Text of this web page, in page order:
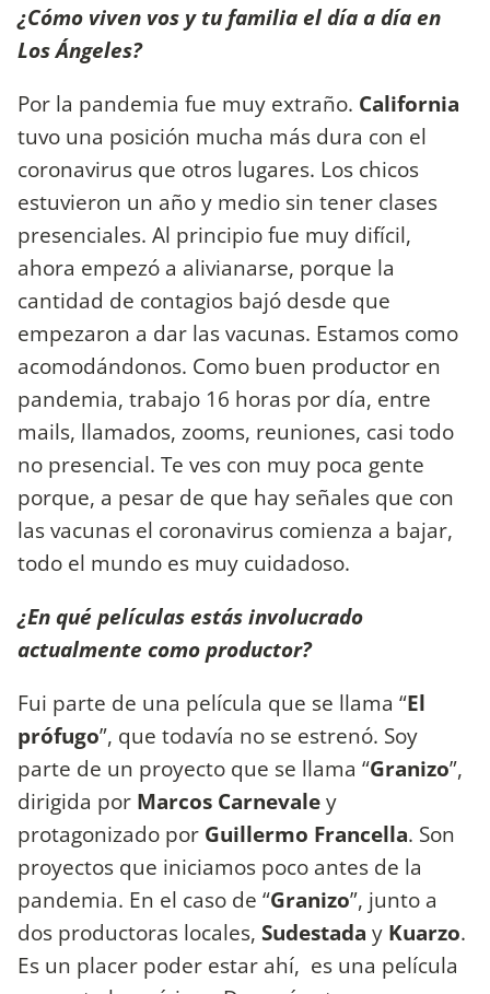
¿Cómo viven vos y tu familia el día a día en
Los Ángeles?
Por la pandemia fue muy extraño. California
tuvo una posición mucha más dura con el
coronavirus que otros lugares. Los chicos
estuvieron un año y medio sin tener clases
presenciales. Al principio fue muy difícil,
ahora empezó a alivianarse, porque la
cantidad de contagios bajó desde que
empezaron a dar las vacunas. Estamos como
acomodándonos. Como buen productor en
pandemia, trabajo 16 horas por día, entre
mails, llamados, zooms, reuniones, casi todo
no presencial. Te ves con muy poca gente
porque, a pesar de que hay señales que con
las vacunas el coronavirus comienza a bajar,
todo el mundo es muy cuidadoso.
¿En qué películas estás involucrado
actualmente como productor?
Fui parte de una película que se llama “El
prófugo”, que todavía no se estrenó. Soy
parte de un proyecto que se llama “Granizo”,
dirigida por Marcos Carnevaley
protagonizado por Guillermo Francella. Son
proyectos que iniciamos poco antes de la
pandemia. En el caso de “Granizo”, junto a
dos productoras locales, Sudestada y Kuarzo.
Es un placer poder estar ahí, es una película